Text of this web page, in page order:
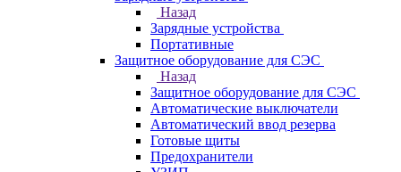
Назад
Зарядные устройства
Портативные
Защитное оборудование для СЭС
Назад
Защитное оборудование для СЭС
Автоматические выключатели
Автоматический ввод резерва
Готовые щиты
Предохранители